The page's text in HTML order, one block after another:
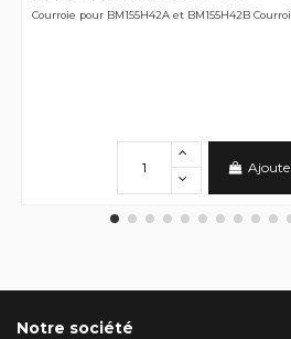
Courroie pour BM155H42A et BM155H42B
Notre société